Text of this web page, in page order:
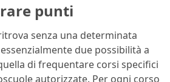
punti
senza una determinata
due possibilità a
di frequentare corsi specifici
autorizzate. Per ogni corso